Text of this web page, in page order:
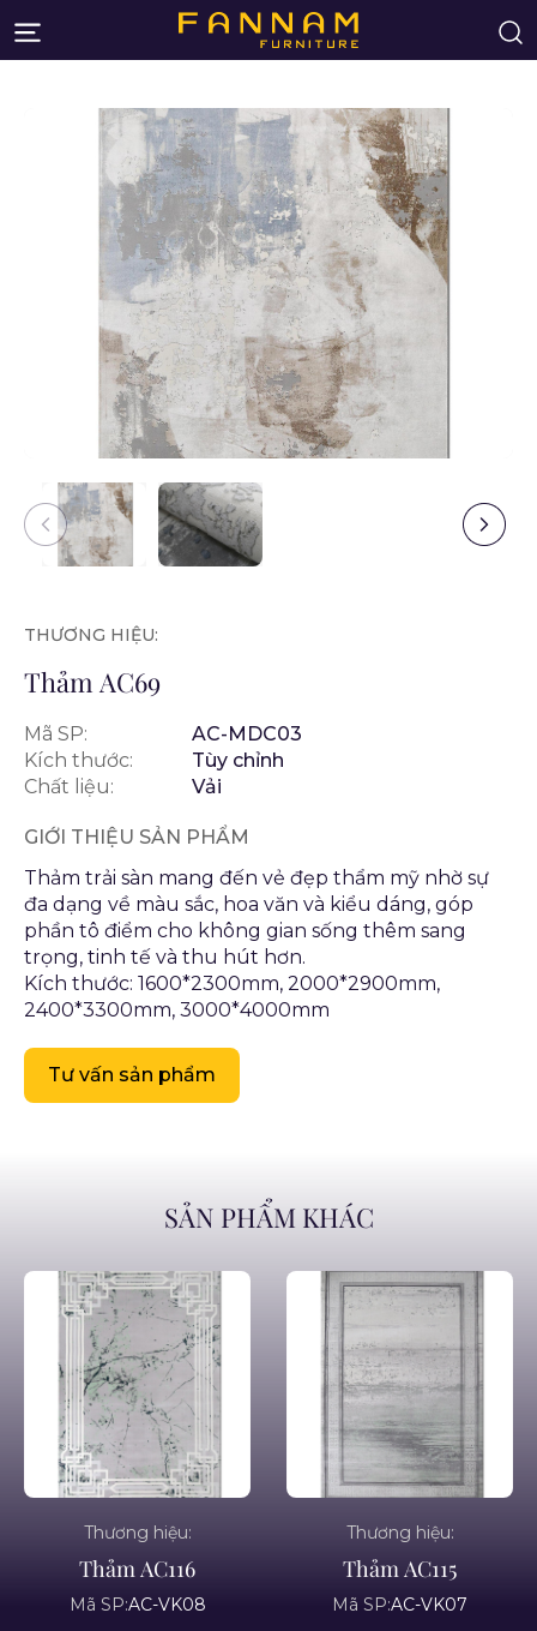
THƯƠNG HIỆU:
Thảm AC69
Mã SP:
AC-MDC03
Kích thước:
Tùy chỉnh
Chất liệu:
Vải
GIỚI THIỆU SẢN PHẨM
Thảm trải sàn mang đến vẻ đẹp thẩm mỹ nhờ sự
đa dạng về màu sắc, hoa văn và kiểu dáng, góp
phần tô điểm cho không gian sống thêm sang
trọng, tinh tế và thu hút hơn.
Kích thước: 1600*2300mm, 2000*2900mm,
2400*3300mm, 3000*4000mm
Tư vấn sản phẩm
SẢN PHẨM KHÁC
Thương hiệu:
Thảm AC116
Mã SP:AC-VK08
Thương hiệu:
Thảm AC115
Mã SP:AC-VK07